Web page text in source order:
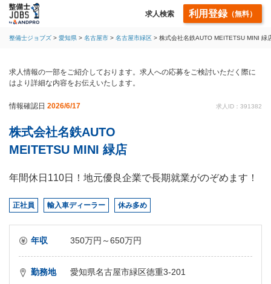
求人検索 利用登録（無料）
整備士ジョブズ 愛知県 名古屋市 名古屋市緑区 株式会社名鉄AUTO MEITETSU MINI 緑
求人情報の一部をご紹介しております。求人への応募をご検討いただく際に
はより詳細な内容をお伝えいたします。
情報確認日 2026/6/17 求人ID：391382
株式会社名鉄AUTO
MEITETSU MINI 緑店
年間休日110日！地元優良企業で長期就業がのぞめます！
正社員 輸入車ディーラー 休み多め
年収 350万円～650万円
勤務地 愛知県名古屋市緑区徳重3-201